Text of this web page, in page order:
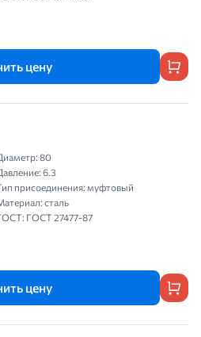
цену
80
6.3
присоединения: муфтовый
сталь
ГОСТ 27477-87
цену